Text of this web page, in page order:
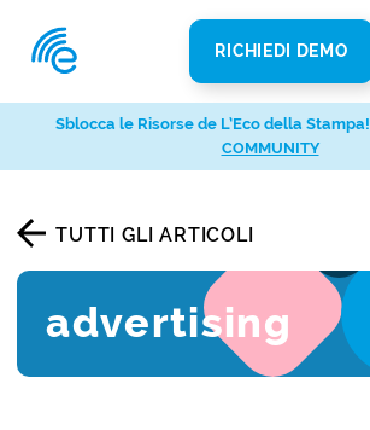
RICHIEDI DEMO
TUTTI GLI ARTICOLI
advertising
Sblocca le Risorse de L’Eco della Stampa!
COMMUNITY